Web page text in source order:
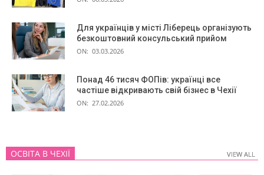
Для українців у місті Ліберець організують
безкоштовний консульський прийом
ON: 03.03.2026
Понад 46 тисяч ФОПів: українці все
частіше відкривають свій бізнес в Чехії
ON: 27.02.2026
ОСВІТА В ЧЕХІЇ VIEW ALL
VIEW ALL